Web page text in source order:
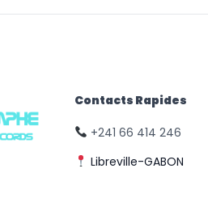
Contacts Rapides
+241 66 414 246
Libreville-GABON